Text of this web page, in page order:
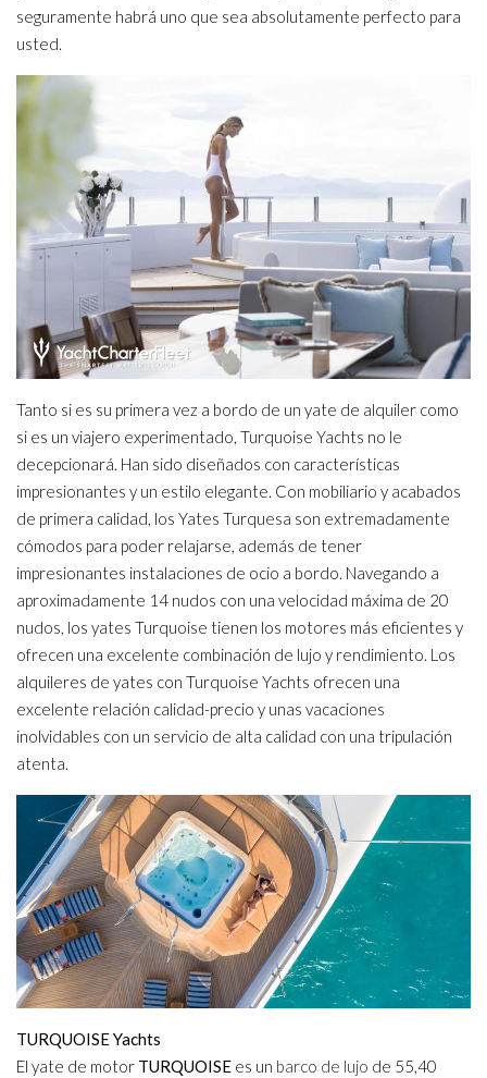
seguramente habrá uno que sea absolutamente perfecto para
usted.
Tanto si es su primera vez a bordo de un yate de alquiler como
si es un viajero experimentado, Turquoise Yachts no le
decepcionará. Han sido diseñados con características
impresionantes y un estilo elegante. Con mobiliario y acabados
de primera calidad, los Yates Turquesa son extremadamente
cómodos para poder relajarse, además de tener
impresionantes instalaciones de ocio a bordo. Navegando a
aproximadamente 14 nudos con una velocidad máxima de 20
nudos, los yates Turquoise tienen los motores más eficientes y
ofrecen una excelente combinación de lujo y rendimiento. Los
alquileres de yates con Turquoise Yachts ofrecen una
excelente relación calidad-precio y unas vacaciones
inolvidables con un servicio de alta calidad con una tripulación
atenta.
TURQUOISE Yachts
El yate de motor TURQUOISE es un barco de lujo de 55,40